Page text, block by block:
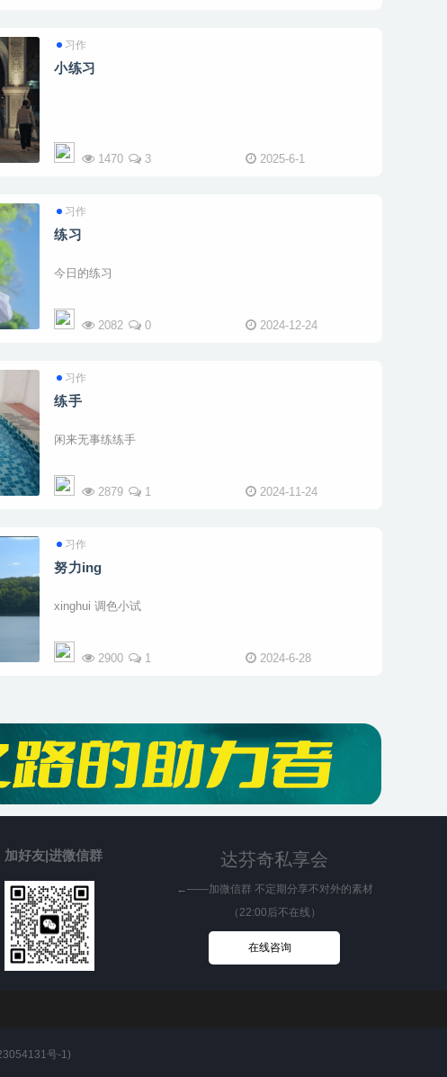
习作
小练习
1470 3 2025-6-1
习作
练习
今日的练习
2082 0 2024-12-24
习作
练手
闲来无事练练手
2879 1 2024-11-24
习作
努力ing
xinghui 调色小试
2900 1 2024-6-28
加好友|进微信群 达芬奇私享会
←——加微信群 不定期分享不对外的素材
（22:00后不在线）
在线咨询
号-1)